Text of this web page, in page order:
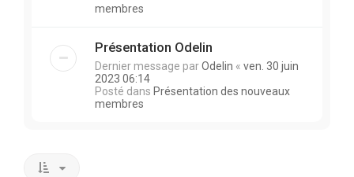
membres
Présentation Odelin
Dernier message parOdelin « ven. 30 juin
2023 06:14
Posté dans Présentation des nouveaux
membres